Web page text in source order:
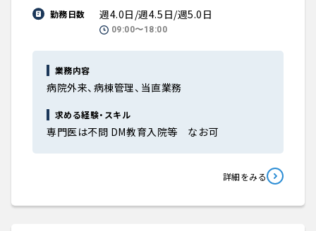
勤務日数
週4.0日/週4.5日/週5.0日
09:00〜18:00
業務内容
病院外来、病棟管理、当直業務
求める経験・スキル
専門医は不問 DM教育入院等 なお可
詳細をみる